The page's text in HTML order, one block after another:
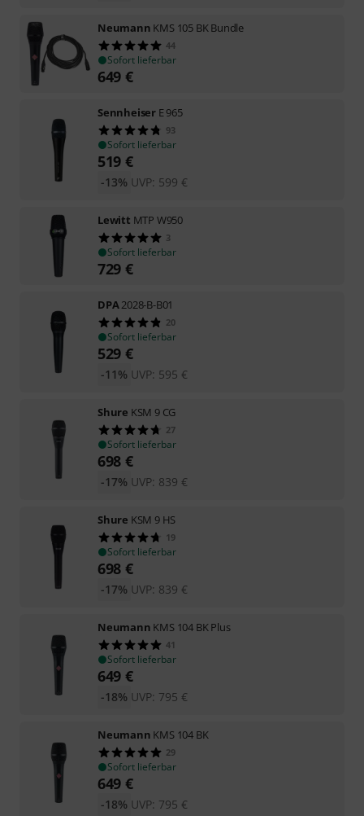
Neumann KMS 105 BK Bundle
44
Sofort lieferbar
649 €
Sennheiser E 965
93
Sofort lieferbar
519 €
UVP: 599 €
-13%
Lewitt MTP W950
3
Sofort lieferbar
729 €
DPA2028-B-B01
20
Sofort lieferbar
529 €
UVP: 595 €
-11%
Shure KSM 9 CG
27
Sofort lieferbar
698 €
UVP: 839 €
-17%
Shure KSM 9 HS
19
Sofort lieferbar
698 €
UVP: 839 €
-17%
Neumann KMS 104 BK Plus
41
Sofort lieferbar
649 €
UVP: 795 €
-18%
Neumann KMS 104 BK
29
Sofort lieferbar
649 €
UVP: 795 €
-18%